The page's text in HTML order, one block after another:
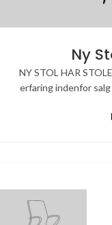
Ny
NY STOL HAR
erfaring indenfor